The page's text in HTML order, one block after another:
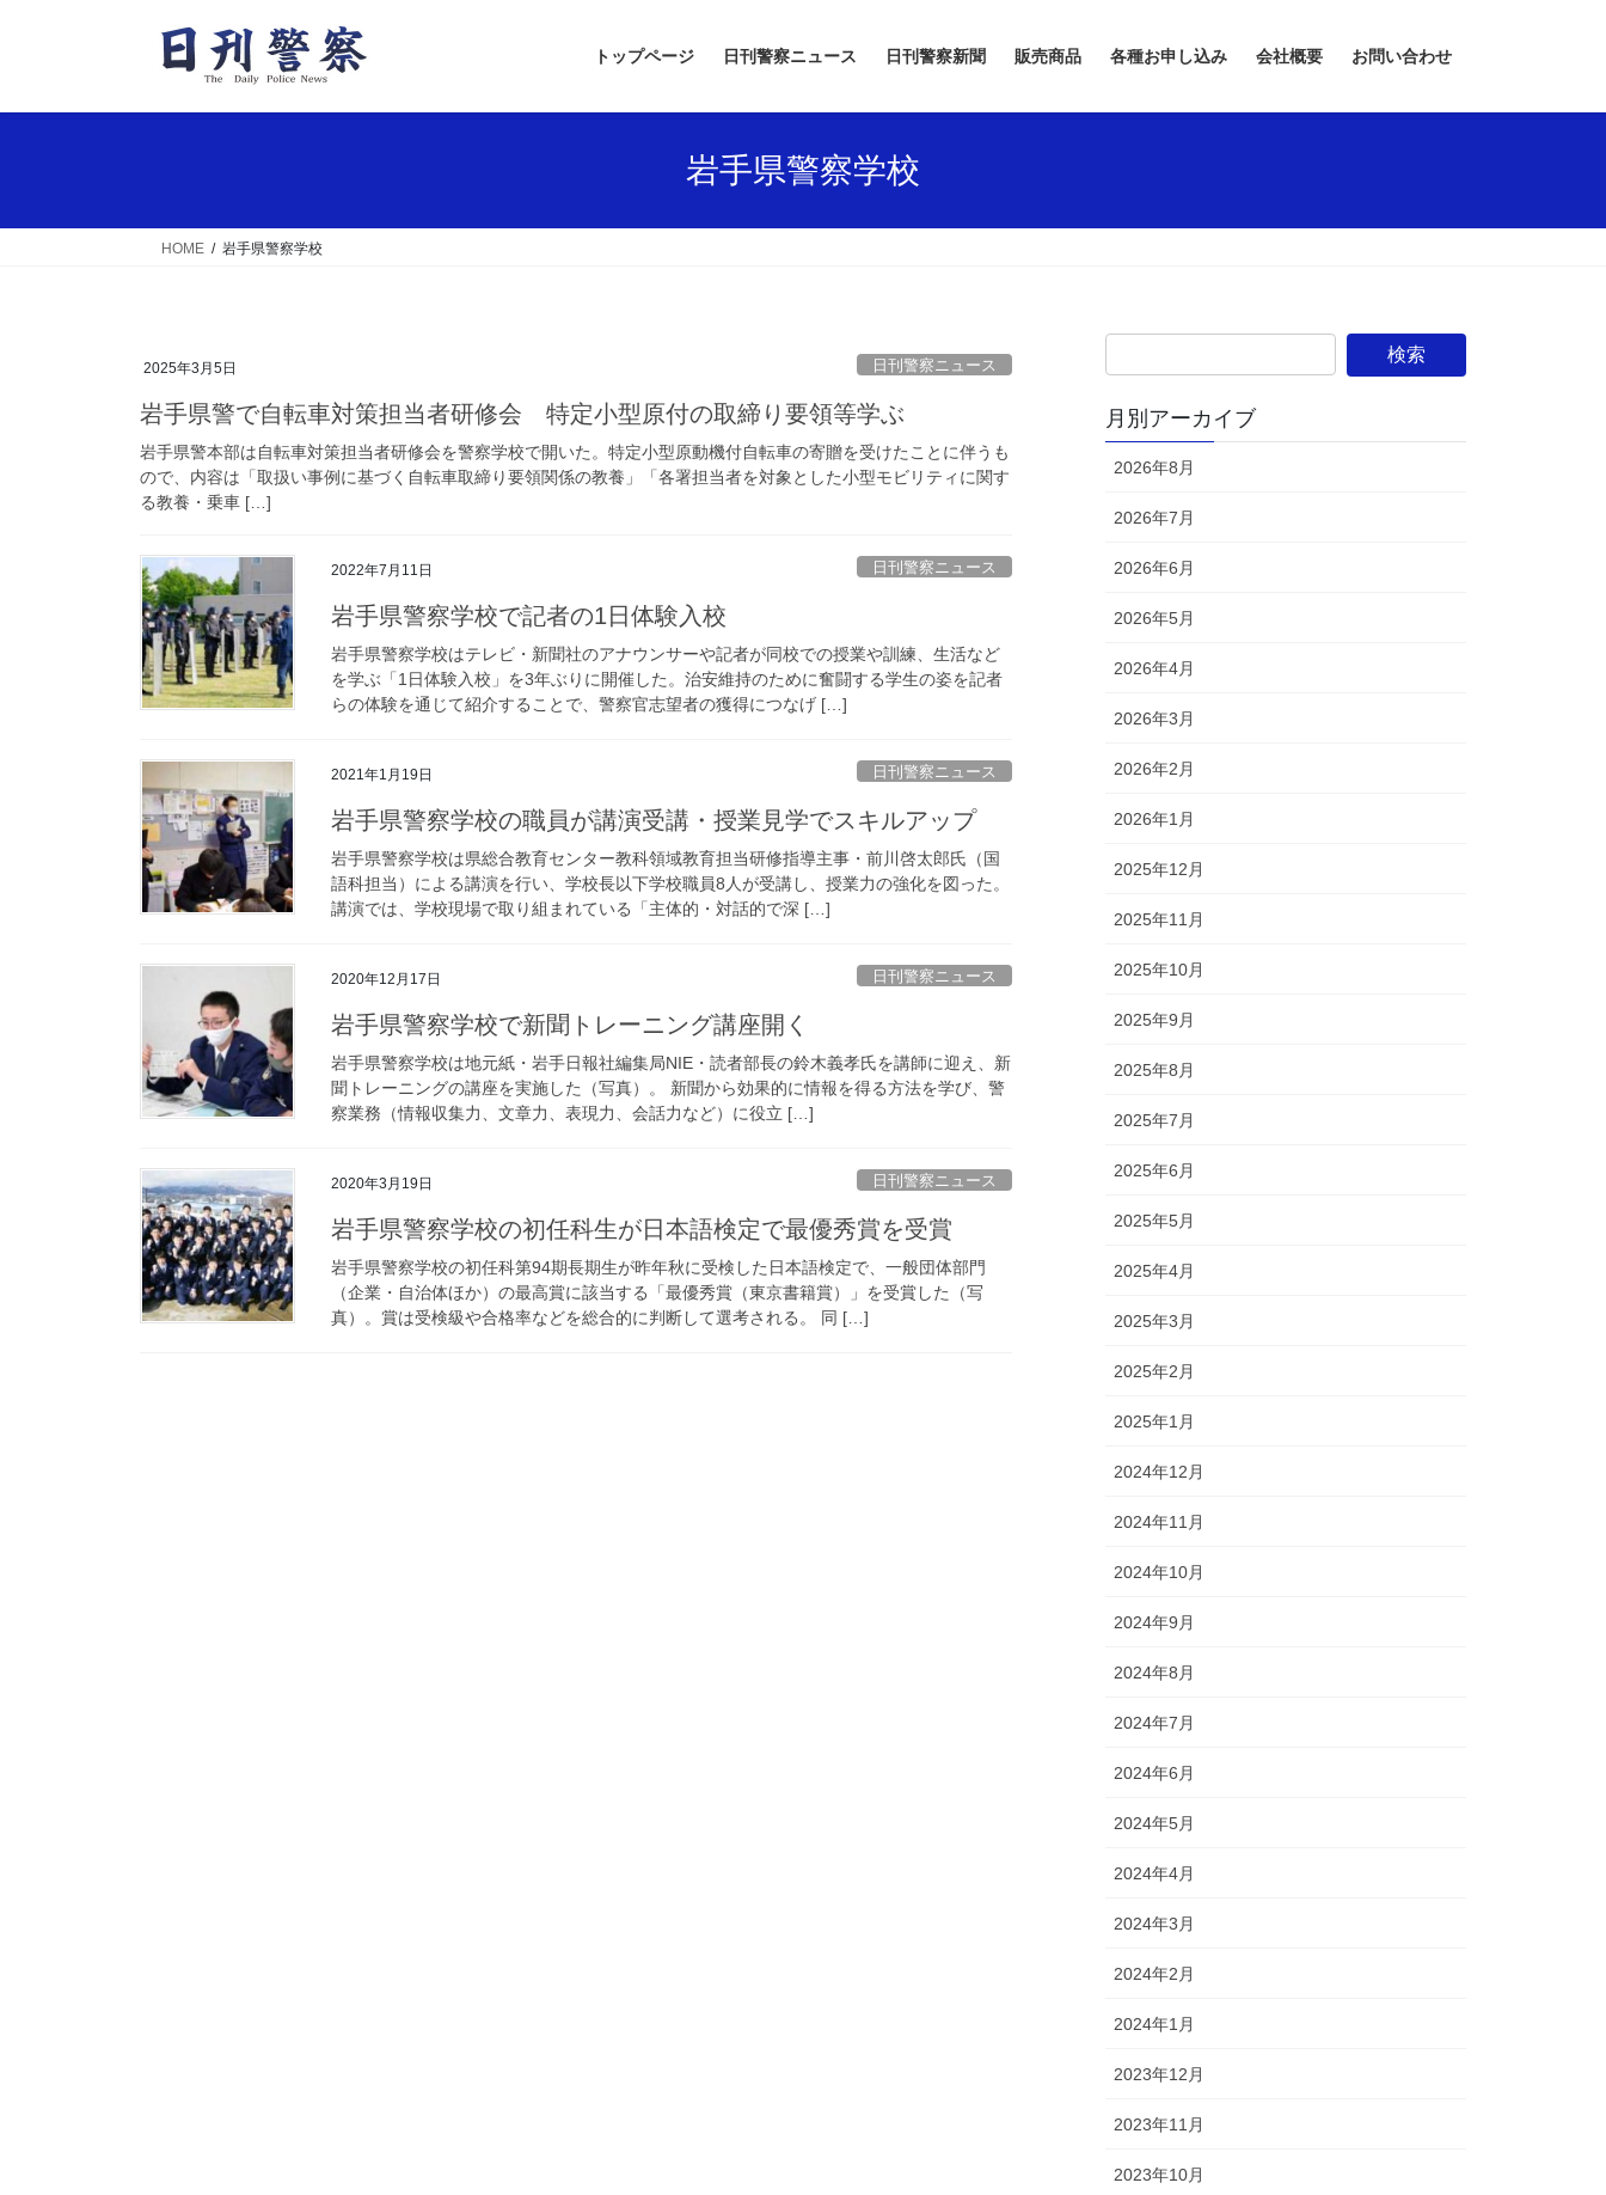
トップページ 日刊警察ニュース 日刊警察新聞 販売商品 各種お申し込み 会社概要 お問い合わせ
岩手県警察学校
HOME 岩手県警察学校
2025年3月5日 日刊警察ニュース
岩手県警で自転車対策担当者研修会 特定小型原付の取締り要領等学ぶ
岩手県警本部は自転車対策担当者研修会を警察学校で開いた。特定小型原動機付自転車の寄贈を受けたことに伴うも
ので、内容は「取扱い事例に基づく自転車取締り要領関係の教養」「各署担当者を対象とした小型モビリティに関す
る教養・乗車 […]
2022年7月11日 日刊警察ニュース
岩手県警察学校で記者の1日体験入校
岩手県警察学校はテレビ・新聞社のアナウンサーや記者が同校での授業や訓練、生活など
を学ぶ「1日体験入校」を3年ぶりに開催した。治安維持のために奮闘する学生の姿を記者
らの体験を通じて紹介することで、警察官志望者の獲得につなげ […]
2021年1月19日 日刊警察ニュース
岩手県警察学校の職員が講演受講・授業見学でスキルアップ
岩手県警察学校は県総合教育センター教科領域教育担当研修指導主事・前川啓太郎氏（国
語科担当）による講演を行い、学校長以下学校職員8人が受講し、授業力の強化を図った。
講演では、学校現場で取り組まれている「主体的・対話的で深 […]
2020年12月17日 日刊警察ニュース
岩手県警察学校で新聞トレーニング講座開く
岩手県警察学校は地元紙・岩手日報社編集局NIE・読者部長の鈴木義孝氏を講師に迎え、新
聞トレーニングの講座を実施した（写真）。 新聞から効果的に情報を得る方法を学び、警
察業務（情報収集力、文章力、表現力、会話力など）に役立 […]
2020年3月19日 日刊警察ニュース
岩手県警察学校の初任科生が日本語検定で最優秀賞を受賞
岩手県警察学校の初任科第94期長期生が昨年秋に受検した日本語検定で、一般団体部門
（企業・自治体ほか）の最高賞に該当する「最優秀賞（東京書籍賞）」を受賞した（写
真）。賞は受検級や合格率などを総合的に判断して選考される。 同 […]
月別アーカイブ
2026年8月
2026年7月
2026年6月
2026年5月
2026年4月
2026年3月
2026年2月
2026年1月
2025年12月
2025年11月
2025年10月
2025年9月
2025年8月
2025年7月
2025年6月
2025年5月
2025年4月
2025年3月
2025年2月
2025年1月
2024年12月
2024年11月
2024年10月
2024年9月
2024年8月
2024年7月
2024年6月
2024年5月
2024年4月
2024年3月
2024年2月
2024年1月
2023年12月
2023年11月
2023年10月